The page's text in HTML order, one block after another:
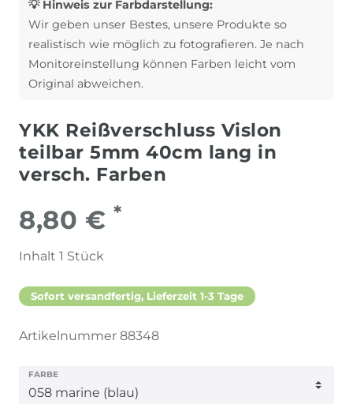
💡 Hinweis zur Farbdarstellung:
Wir geben unser Bestes, unsere Produkte so
realistisch wie möglich zu fotografieren. Je nach
Monitoreinstellung können Farben leicht vom
Original abweichen.
YKK Reißverschluss Vislon
teilbar 5mm 40cm lang in
versch. Farben
8,80 € *
Inhalt 1 Stück
Sofort versandfertig, Lieferzeit 1-3 Tage
Artikelnummer 88348
FARBE